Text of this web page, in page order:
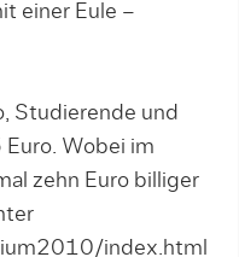
einer Eule –
Studierende und
Wobei im
zehn Euro billiger
index.html